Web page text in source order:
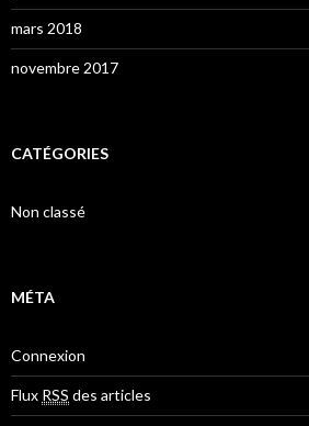
mars 2018
novembre 2017
CATÉGORIES
Non classé
MÉTA
Connexion
Flux RSS des articles